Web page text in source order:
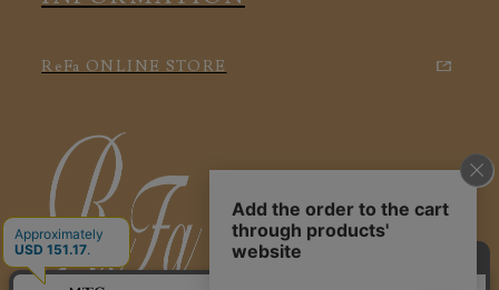
ReFa ONLINE STORE